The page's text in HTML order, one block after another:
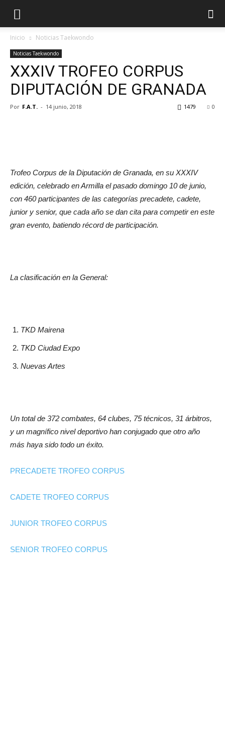
Inicio Noticias Taekwondo
Noticias Taekwondo
XXXIV TROFEO CORPUS
DIPUTACIÓN DE GRANADA
Por F.A.T. - 14 junio, 2018 0
1479
Trofeo Corpus de la Diputación de Granada, en su XXXIV
edición, celebrado en Armilla el pasado domingo 10 de junio,
con 460 participantes de las categorías precadete, cadete,
junior y senior, que cada año se dan cita para competir en este
gran evento, batiendo récord de participación.
La clasificación en la General:
TKD Mairena
TKD Ciudad Expo
Nuevas Artes
Un total de 372 combates, 64 clubes, 75 técnicos, 31 árbitros,
y un magnífico nivel deportivo han conjugado que otro año
más haya sido todo un éxito.
PRECADETE TROFEO CORPUS
CADETE TROFEO CORPUS
JUNIOR TROFEO CORPUS
SENIOR TROFEO CORPUS